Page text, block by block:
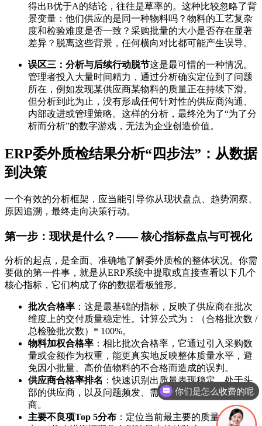
得出B优于A的结论，往往是草率的。这种比较忽略了背
景变量：他们供应的是同一种物料吗？物料的工艺复杂
度和检验难度是否一致？采购批量的大小是否存在显著
差异？脱离这些背景，任何横向对比都可能产生误导。
误区三：分析与后续行动脱节这是最可惜的一种情况。
管理者投入大量时间精力，通过分析确实定位到了问题
所在，例如发现某供应商某物料的质量正在持续下滑。
但分析到此为止，没有形成任何针对性的供应商沟通、
内部改进或管理策略。这样的分析，最终沦为了“为了分
析而分析”的数字游戏，无法为企业创造价值。
ERP委外质检结果分析“四步法”：从数据
到决策
一个有效的分析框架，应当能引导你从现状盘点、趋势洞察、
原因追溯，最终走向决策行动。
第一步：现状是什么？—— 核心指标盘点与可视化
分析的起点，是全面、准确地了解委外质检的整体状况。你需
要做的第一件事，就是从ERP系统中提取或直接查看以下几个
核心指标，它们构成了你的数据看板雏形。
批次合格率 ：这是最基础的指标，反映了供应商在批次
维度上的交付质量稳定性。计算公式为：（合格批次数 /
总检验批次数）* 100%。
物料加权合格率 ：相比批次合格率，它通过引入采购数
量或金额作为权重，能更真实地反映整体质量水平，避
免因小批量、高价值物料的不合格而造成的误判。
供应商合格率排名 ：快速识别出质量表现稳定、处于头
部的供应商，以及问题频发、需要重点关注的尾部供应
商。
主要不良项Top 5分布 ：定位当前最主要的质量“出血
你们是怎么收费的呢
现在有优惠活动吗